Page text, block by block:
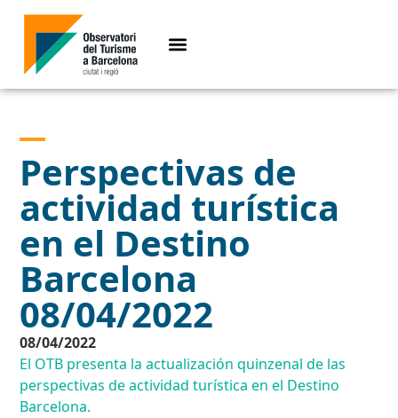
Perspectivas de
actividad turística
en el Destino
Barcelona
08/04/2022
08/04/2022
El OTB presenta la actualización quinzenal de las
perspectivas de actividad turística en el Destino
Barcelona.